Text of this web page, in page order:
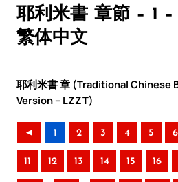
耶利米書 章節 – 1
繁体中文
耶利米書 章 (Traditional Chinese
Version – LZZT)
◄ 1 2 3 4 5 6
11 12 13 14 15 16